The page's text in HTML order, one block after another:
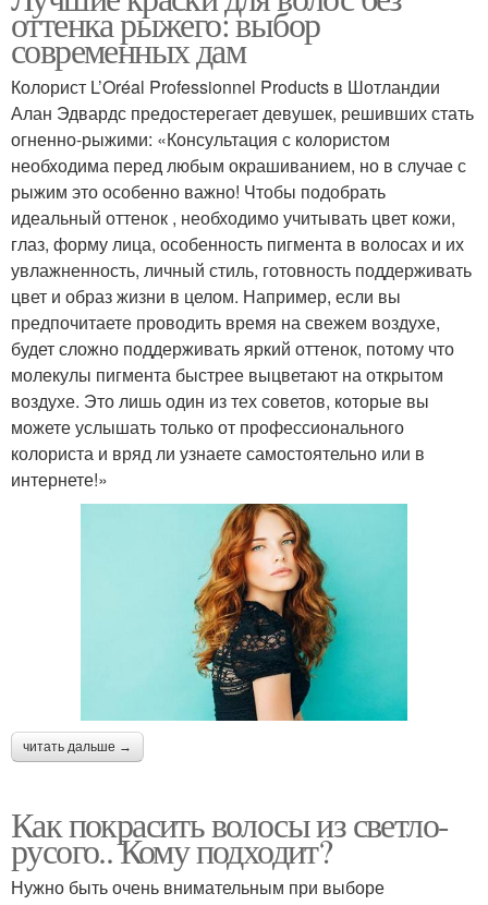
оттенка рыжего: выбор
современных дам
Колорист L’Oréal Professionnel Products в Шотландии
Алан Эдвардс предостерегает девушек, решивших стать
огненно-рыжими: «Консультация с колористом
необходима перед любым окрашиванием, но в случае с
рыжим это особенно важно! Чтобы подобрать
идеальный оттенок , необходимо учитывать цвет кожи,
глаз, форму лица, особенность пигмента в волосах и их
увлажненность, личный стиль, готовность поддерживать
цвет и образ жизни в целом. Например, если вы
предпочитаете проводить время на свежем воздухе,
будет сложно поддерживать яркий оттенок, потому что
молекулы пигмента быстрее выцветают на открытом
воздухе. Это лишь один из тех советов, которые вы
можете услышать только от профессионального
колориста и вряд ли узнаете самостоятельно или в
интернете!»
читать дальше →
Как покрасить волосы из светло-
русого.. Кому подходит?
Нужно быть очень внимательным при выборе